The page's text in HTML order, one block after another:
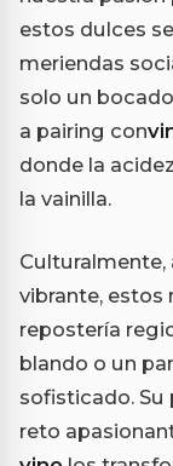
estos dulces
meriendas
solo un
a pairing con
donde la
la vainilla.
vibrante, estos
repostería
blando o un
sofisticado. Su
reto